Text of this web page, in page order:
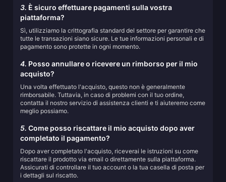
3. È sicuro effettuare pagamenti sulla vostra
piattaforma?
Sì, utilizziamo la crittografia standard del settore per garantire che
tutte le transazioni siano sicure. Le tue informazioni personali e di
pagamento sono protette in ogni momento.
4. Posso annullare o ricevere un rimborso per il mio
acquisto?
Una volta effettuato l'acquisto, questo non è generalmente
rimborsabile. Tuttavia, in caso di problemi con il tuo ordine,
contatta il nostro servizio di assistenza clienti e ti aiuteremo come
meglio possiamo.
5. Come posso riscattare il mio acquisto dopo aver
completato il pagamento?
Dopo aver completato l'acquisto, riceverai le istruzioni su come
riscattare il prodotto via email o direttamente sulla piattaforma.
Assicurati di controllare il tuo account o la tua casella di posta per
i dettagli sul riscatto.